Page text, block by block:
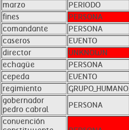
marzo
PERIODO
fines
PERSONA
comandante
PERSONA
caseros
EVENTO
director
UNKNOWN
echagüe
PERSONA
cepeda
EVENTO
regimiento
GRUPO_HUMANO
gobernador
pedro cabral
PERSONA
convención